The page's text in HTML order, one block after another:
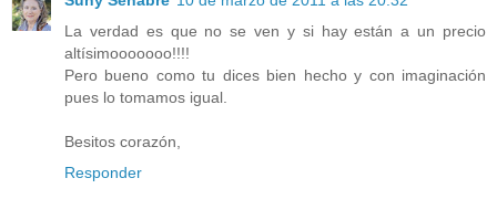
La verdad es que no se ven y si hay están a un precio
altísimooooooo!!!!
Pero bueno como tu dices bien hecho y con imaginación
pues lo tomamos igual.
Besitos corazón,
Responder